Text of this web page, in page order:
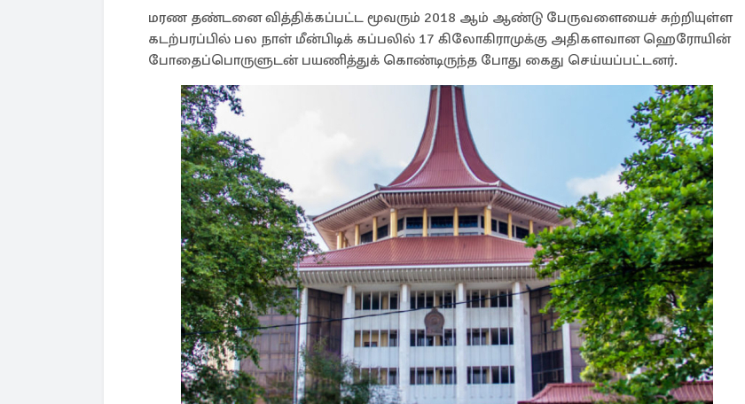
மரண தண்டனை வித்திக்கப்பட்ட மூவரும் 2018 ஆம் ஆண்டு பேருவளையைச் சுற்றியுள்ள
கடற்பரப்பில் பல நாள் மீன்பிடிக் கப்பலில் 17 கிலோகிராமுக்கு அதிகளவான ஹெரோயின்
போதைப்பொருளுடன் பயணித்துக் கொண்டிருந்த போது கைது செய்யப்பட்டனர்.